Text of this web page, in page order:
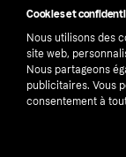
Cookies et
Nous utilisons des
site web,
Nous partageons
publicitaires. Vous
consentement à